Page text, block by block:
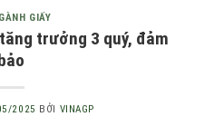
GIẤY
trưởng 3 quý, đảm
2025 BỞI VINAGP